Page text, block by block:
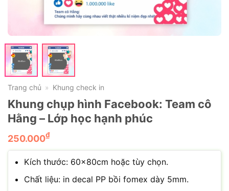
Trang chủ » Khung check in
Khung chụp hình Facebook: Team cô
Hằng – Lớp học hạnh phúc
250.000₫
Kích thước: 60x80cm hoặc tùy chọn.
Chất liệu: in decal PP bồi fomex dày 5mm.